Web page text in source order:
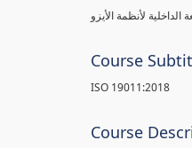
الداخلية لأنظمة الأيزو
Course
ISO 19011:2018
Course